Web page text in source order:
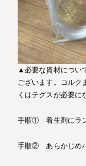
▲必要な資材につい
ございます。コルク
くはテグスが必要に
手順① 着生剤にラン
手順② あらかじめバ